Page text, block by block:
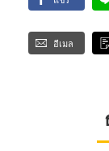
อีเมล